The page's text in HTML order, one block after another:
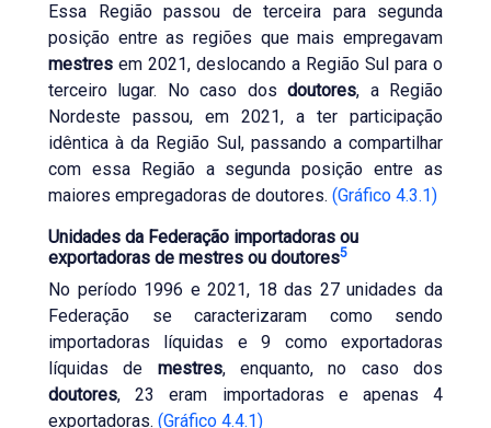
Essa Região passou de terceira para segunda
posição entre as regiões que mais empregavam
mestres em 2021, deslocando a Região Sul para o
terceiro lugar. No caso dosdoutores, a Região
Nordeste passou, em 2021, a ter participação
idêntica à da Região Sul, passando a compartilhar
com essa Região a segunda posição entre as
maiores empregadoras de doutores. (Gráfico 4.3.1)
Unidades da Federação importadoras ou
exportadoras de mestres ou doutores5
No período 1996 e 2021, 18 das 27 unidades da
Federação se caracterizaram como sendo
importadoras líquidas e 9 como exportadoras
líquidas de mestres, enquanto, no caso dos
doutores, 23 eram importadoras e apenas 4
exportadoras. (Gráfico 4.4.1)